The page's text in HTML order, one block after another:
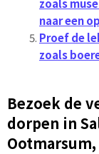
naar een
Proef de
zoals
Bezoek de
dorpen in